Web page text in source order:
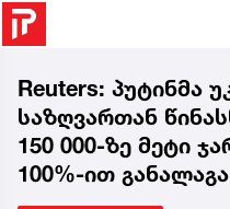
Reuters: პუტინმა
საზღვართან
150 000-ზე მეტი
100%-ით განალაგა